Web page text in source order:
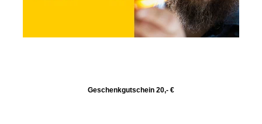
Geschenkgutschein 20,- €